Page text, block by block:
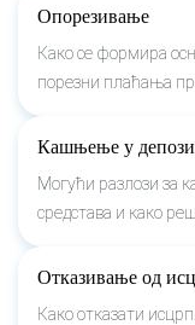
Опорезивање
Како се формира
порезни плаћања
Кашњење у
Могући разлози за
средстава и како
Отказивање од
Како отказати